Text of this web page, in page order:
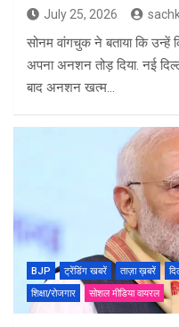
July 25, 2026
सोनम वांगचुक ने बताया कि उन्हें
अपना अनशन तोड़ दिया. नई
बाद अनशन खत्म…
BJP ट्रेंडिंग खबरें ताज़ा ख़बरें
शिक्षा/रोजगार
सोशल मीडिया वायरल